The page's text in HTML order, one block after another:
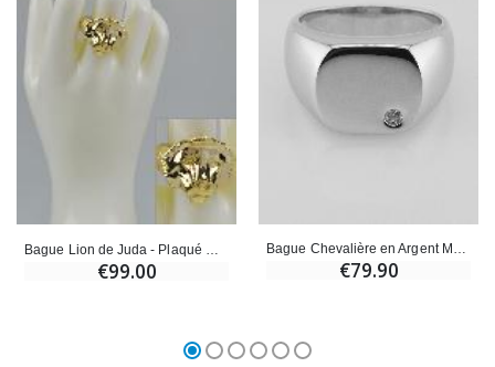
€99.00 €79.90